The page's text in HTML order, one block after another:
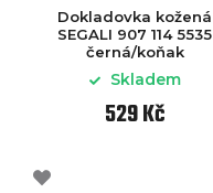
Dokladovka kožená
SEGALI 907 114 5535
černá/koňak
Skladem
529 Kč